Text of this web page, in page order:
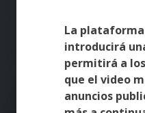
La
introducirá
permitirá a
que el video
anuncios